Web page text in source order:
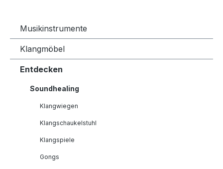
Musikinstrumente
Klangmöbel
Entdecken
Soundhealing
Klangwiegen
Klangschaukelstuhl
Klangspiele
Gongs